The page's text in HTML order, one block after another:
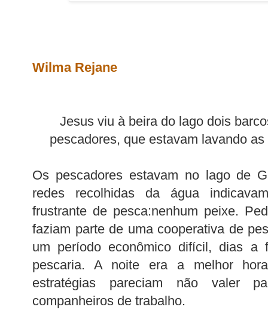
Wilma Rejane
Jesus viu à beira do lago dois
pescadores, que estavam lavando
Os pescadores estavam no lago de
redes recolhidas da água
frustrante de pesca:nenhum peixe.
faziam parte de uma cooperativa de
um período econômico difícil, dias a
pescaria. A noite era a melhor
estratégias pareciam não valer
companheiros de trabalho.